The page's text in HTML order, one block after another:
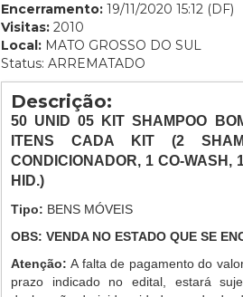
Encerramento: 19/11/2020 15:12 (DF)
Visitas: 2010
Local: MATO GROSSO DO SUL
Status: ARREMATADO
Descrição:
50 UNID 05 KIT SHAMPOO
ITENS CADA KIT (2
CONDICIONADOR, 1 CO-WASH,
HID.)
Tipo: BENS MÓVEIS
OBS: VENDA NO ESTADO QUE SE
Atenção:A falta de pagamento do
prazo indicado no edital, estará